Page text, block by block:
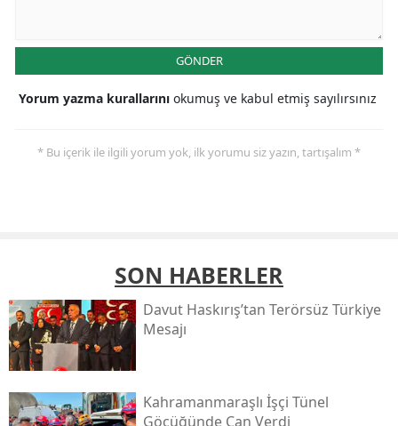
GÖNDER
Yorum yazma kurallarını okumuş ve kabul etmiş sayılırsınız
* Bu içerik ile ilgili yorum yok, ilk yorumu siz yazın, tartışalım *
SON HABERLER
Davut Haskırış’tan Terörsüz Türkiye
Mesajı
Kahramanmaraşlı İşçi Tünel
Göçüğünde Can Verdi